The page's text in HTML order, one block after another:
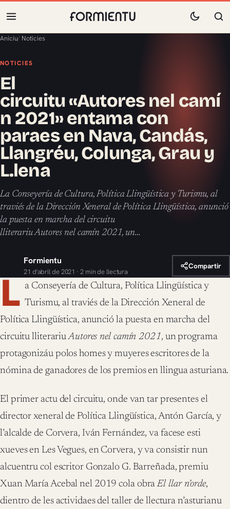
Aniciu/ Noticies
NOTICIES
El
circuitu «Autores nel camí
n 2021» entama con
paraes en Nava, Candás,
Llangréu, Colunga, Grau y
L.lena
La Conseyería de Cultura, Política Llingüística y Turismu, al
traviés de la Dirección Xeneral de Política Llingüística, anunció
la puesta en marcha del circuitu
lliterariu Autores nel camín 2021, un…
Formientu
21 d'abril de 2021 · 2 min de llectura
Compartir
L a Conseyería de Cultura, Política Llingüística y
Turismu, al traviés de la Dirección Xeneral de
Política Llingüística, anunció la puesta en marcha del
circuitu lliterariuAutores nel camín 2021, un programa
protagonizáu polos homes y muyeres escritores de la
nómina de ganadores de los premios en llingua asturiana.
El primer actu del circuitu, onde van tar presentes el
director xeneral de Política Llingüística, Antón García, y
l’alcalde de Corvera, Iván Fernández, va facese esti
xueves en Les Vegues, en Corvera, y va consistir nun
alcuentru col escritor Gonzalo G. Barreñada, premiu
Xuan María Acebal nel 2019 cola obraEl llar n’orde,
dientro de les actividaes del taller de llectura n’asturianu